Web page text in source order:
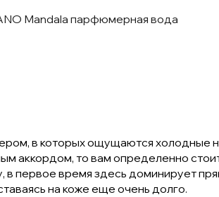
Mandala парфюмерная вода
в которых ощущаются холодные
аккордом, то вам определенно
первое время здесь доминирует
на коже еще очень долго.